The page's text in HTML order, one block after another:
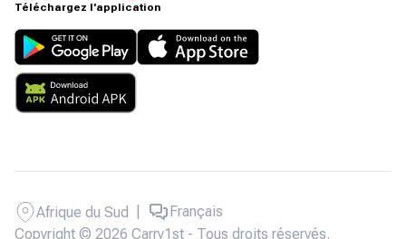
Téléchargez l'application
Copyright © 2026 Carry1st - Tous droits réservés.
Afrique du Sud Français